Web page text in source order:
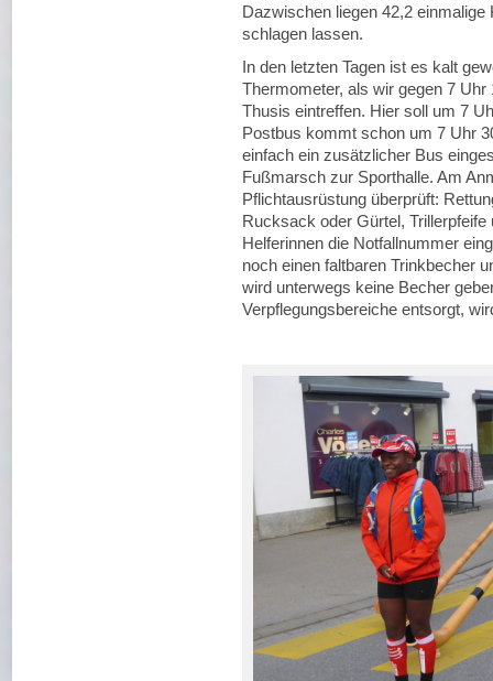
Dazwischen liegen 42,2
schlagen lassen.
In den letzten Tagen ist es kalt
Thermometer, als wir gegen 7
Thusis eintreffen. Hier soll um 7
Postbus kommt schon um 7 Uhr
einfach ein zusätzlicher Bus
Fußmarsch zur Sporthalle. Am
Pflichtausrüstung überprüft:
Rucksack oder Gürtel,
Helferinnen die Notfallnummer
noch einen faltbaren Trinkbecher
wird unterwegs keine Becher
Verpflegungsbereiche entsorgt,